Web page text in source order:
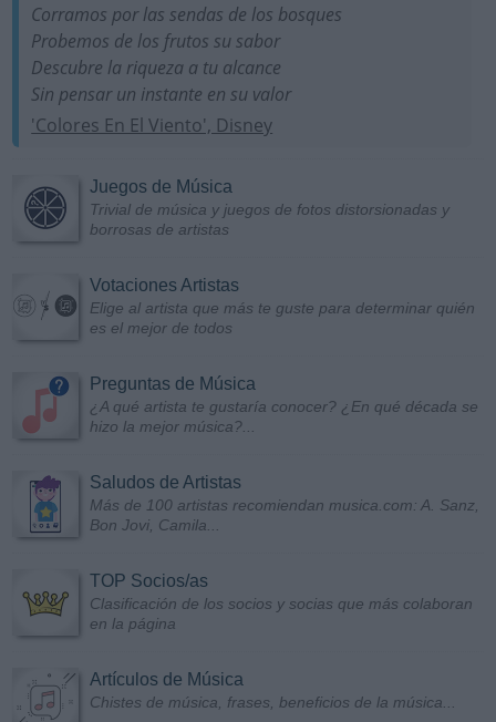
Corramos por las sendas de los bosques
Probemos de los frutos su sabor
Descubre la riqueza a tu alcance
Sin pensar un instante en su valor
'Colores En El Viento', Disney
Juegos de Música
Trivial de música y juegos de fotos distorsionadas y
borrosas de artistas
Votaciones Artistas
Elige al artista que más te guste para determinar quién
es el mejor de todos
Preguntas de Música
¿A qué artista te gustaría conocer? ¿En qué década se
hizo la mejor música?...
Saludos de Artistas
Más de 100 artistas recomiendan musica.com: A. Sanz,
Bon Jovi, Camila...
TOP Socios/as
Clasificación de los socios y socias que más colaboran
en la página
Artículos de Música
Chistes de música, frases, beneficios de la música...